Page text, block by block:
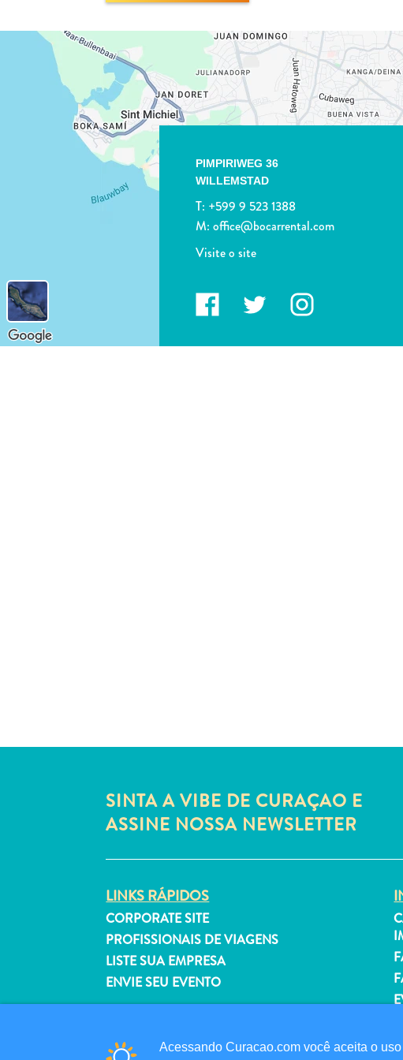
PIMPIRIWEG 36
WILLEMSTAD
T: +599 9 523 1388
M:office@bocarrental.com
Visite o site
SINTA A VIBE DE CURAÇAO E
ASSINE NOSSA NEWSLETTER
LINKS RÁPIDOS
CORPORATE SITE
PROFISSIONAIS DE VIAGENS
LISTE SUA EMPRESA
ENVIE SEU EVENTO
Acessando Curacao.com você aceita o